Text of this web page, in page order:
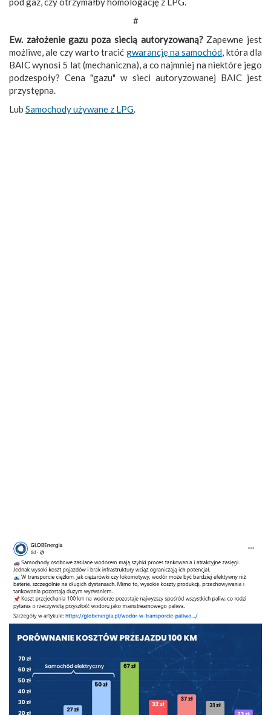
#
Ew. założenie gazu poza siecią autoryzowaną?Zapewne jest
możliwe, ale czy warto tracić gwarancję na samochód , która dla
BAIC wynosi 5 lat (mechaniczna), a co najmniej na niektóre jego
podzespoły? Cena "gazu" w sieci autoryzowanej BAIC jest
przystępna.
Lub Samochody używane z LPG